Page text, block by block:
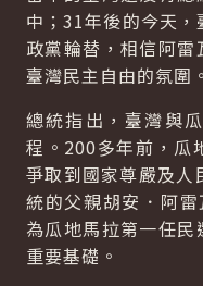
中；31年後的今天
政黨輪替，相信阿
臺灣民主自由的氛圍。
總統指出，臺灣與
程。200多年前，瓜
爭取到國家尊嚴及
統的父親胡安．阿
為瓜地馬拉第一任
重要基礎。